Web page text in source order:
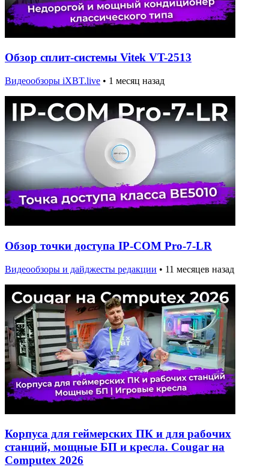
Обзор сплит-системы Vitek VT-2513
Видеообзоры iXBT.live • 1 месяц назад
Обзор точки доступа IP-COM Pro-7-LR
Видеообзоры и дайджесты редакции • 11 месяцев назад
Корпуса для геймерских ПК и для рабочих
станций, мощные БП и кресла. Cougar на
Computex 2026